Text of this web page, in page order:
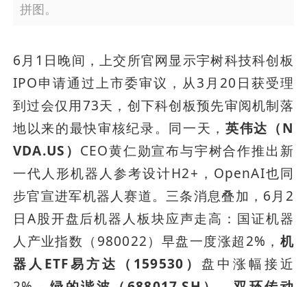
拼图。
6月1日晚间，上交所官网显示宇树科技科创板
IPO申请通过上市委审议，从3月20日获受理
到过会仅用73天，创下科创板预先审阅机制落
地以来的最快审核纪录。同一天，英伟达（N
VDA.US） CEO黄仁勋宣布与宇树合作推出新
一代人形机器人参考设计H2+，OpenAI也同
步官宣进军机器人赛道。三条消息叠加，6月2
日A股开盘后机器人板块应声走高：国证机器
人产业指数（980022）早盘一度涨超2%， 机
器人ETF易方达（159530） 盘中涨幅接近